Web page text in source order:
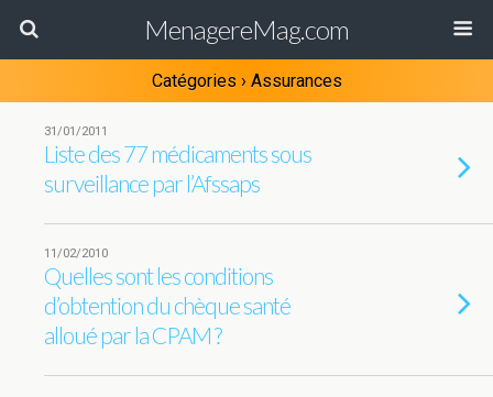
MenagereMag.com
Catégories › Assurances
31/01/2011
Liste des 77 médicaments sous
surveillance par l’Afssaps
11/02/2010
Quelles sont les conditions
d’obtention du chèque santé
alloué par la CPAM ?